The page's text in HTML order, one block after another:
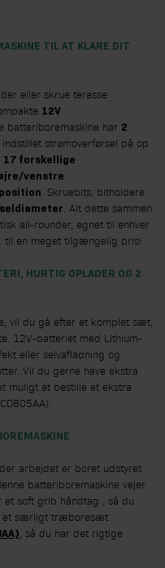
TIL AT KLARE DIT
eller skrue terasse
12V
batteriboremaskine har 2
indstillet strømoverførsel på op
17 forskellige
venstre
. Skruebits, bitholdere
. Alt dette sammen
all-rounder, egnet til enhver
til en meget tilgængelig pris!
HURTIG OPLADER OG 2
vil du gå efter et komplet sæt,
12V-batteriet med Lithium-
eller selvafladning og
Vil du gerne have ekstra
muligt at bestille et ekstra
arbejdet er boret udstyret
batteriboremaskine vejer
soft grib håndtag , så du
et særligt træboresæt
, så du har det rigtige